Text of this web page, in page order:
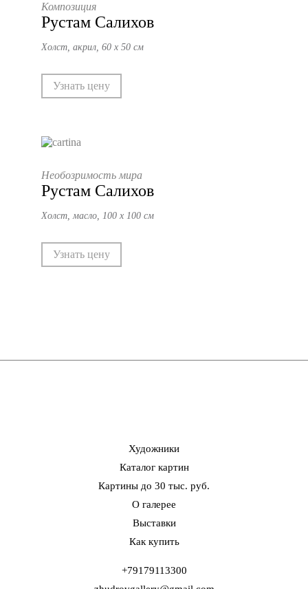
Композиция
Рустам Салихов
Холст, акрил, 60 х 50 см
Узнать цену
Необозримость мира
Рустам Салихов
Холст, масло, 100 х 100 см
Узнать цену
Художники
Каталог картин
Картины до 30 тыс. руб.
О галерее
Выставки
Как купить
+79179113300